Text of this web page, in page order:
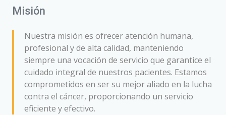
Misión
Nuestra misión es ofrecer atención humana,
profesional y de alta calidad, manteniendo
siempre una vocación de servicio que garantice el
cuidado integral de nuestros pacientes. Estamos
comprometidos en ser su mejor aliado en la lucha
contra el cáncer, proporcionando un servicio
eficiente y efectivo.